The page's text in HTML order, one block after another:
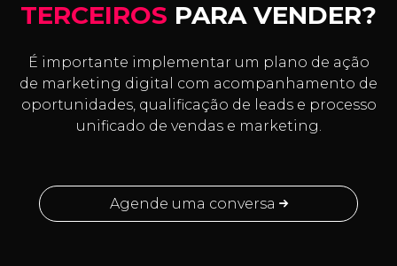
TERCEIROS PARA VENDER?
É importante implementar um plano de ação
de marketing digital com acompanhamento de
oportunidades, qualificação de leads e processo
unificado de vendas e marketing.
Agende uma conversa